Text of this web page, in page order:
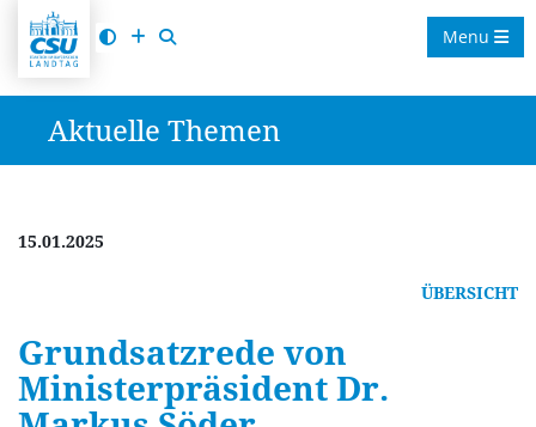
Menu
Aktuelle Themen
15.01.2025
ÜBERSICHT
Grundsatzrede von
Ministerpräsident Dr.